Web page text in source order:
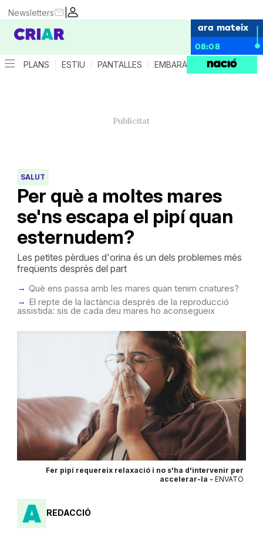
|
Newsletters
ara mateix
08:08
PLANS ESTIU PANTALLES EMBARÀS CRIANÇA
Per què a moltes mares
se'ns escapa el pipí quan
esternudem?
SALUT
Les petites pèrdues d'orina és un dels problemes més
freqüents després del part
Què ens passa amb les mares quan tenim criatures?
El repte de la lactància després de la reproducció
assistida: sis de cada deu mares ho aconsegueix
Fer pipí requereix relaxació i no s'ha d'intervenir per
accelerar-la - ENVATO
REDACCIÓ